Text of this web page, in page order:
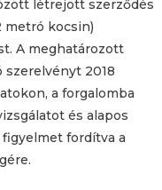
létrejött szerződés
metró kocsin)
A meghatározott
2018
a forgalomba
és alapos
fordítva a